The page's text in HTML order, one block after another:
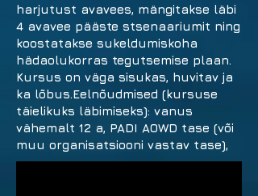
harjutust avavees, mängitakse läbi
4 avavee pääste stsenaariumit ning
koostatakse sukeldumiskoha
hädaolukorras tegutsemise plaan.
Kursus on väga sisukas, huvitav ja
ka lõbus.Eelnõudmised (kursuse
täielikuks läbimiseks): vanus
vähemalt 12 a, PADI AOWD tase (või
muu organisatsiooni vastav tase),